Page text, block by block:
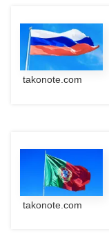
takonote.com
takonote.com